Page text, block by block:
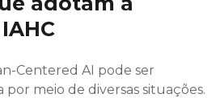
Centered AI pode ser
por meio de diversas situações.